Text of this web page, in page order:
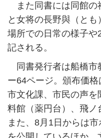
また同書には同館の
と女将の長野與（と
場所での日常の様子や
記される。
同書発行者は船橋市
ー64ページ。頒布価
市文化課、市民の声
料館（薬円台）、飛ノ
また、8月1日からは